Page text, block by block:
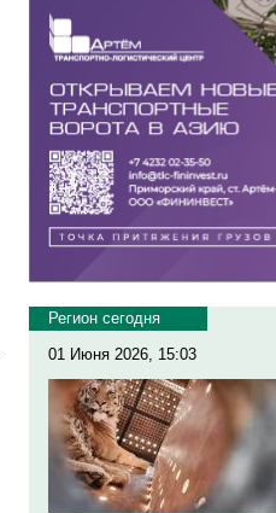
Регион сегодня
01 Июня 2026, 15:03